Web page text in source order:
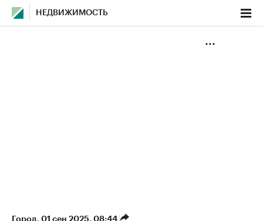
НЕДВИЖИМОСТЬ
Город⁠, 01 сен 2025, 08:44